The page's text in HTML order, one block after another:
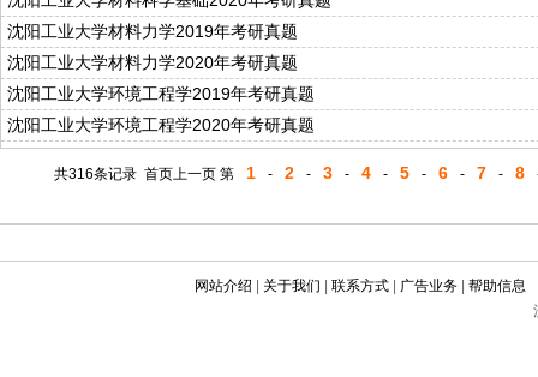
沈阳工业大学材料力学2019年考研真题
沈阳工业大学材料力学2020年考研真题
沈阳工业大学环境工程学2019年考研真题
沈阳工业大学环境工程学2020年考研真题
共316条记录 首页上一页 第 1 - 2 - 3 - 4 - 5 - 6 - 7 - 8
网站介绍 关于我们 |联系方式 广告业务 |帮助信息